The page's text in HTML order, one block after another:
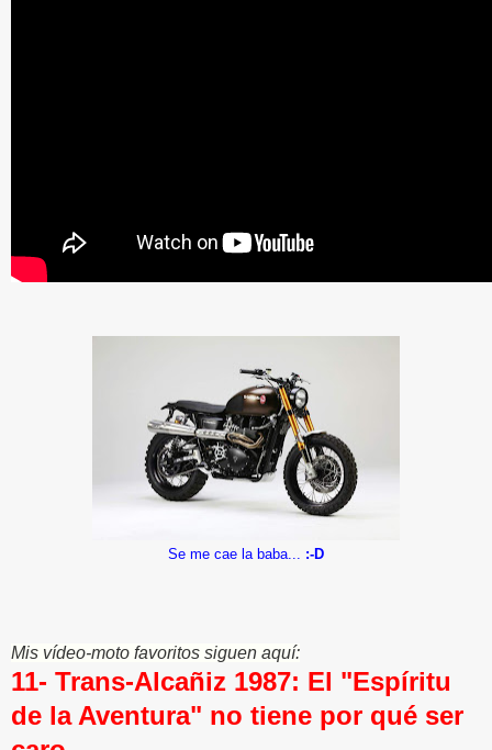
Se me cae la baba... :-D
Mis vídeo-moto favoritos siguen aquí:
11- Trans-Alcañiz 1987: El "Espíritu
de la Aventura" no tiene por qué ser